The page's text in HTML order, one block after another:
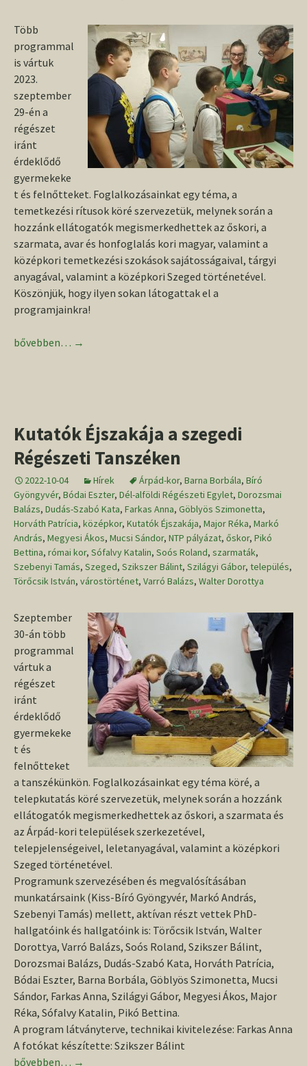
Több
programmal
is vártuk
2023.
szeptember
29-én a
régészet
iránt
érdeklődő
gyermekeke
t és felnőtteket. Foglalkozásainkat egy téma, a
temetkezési rítusok köré szervezetük, melynek során a
hozzánk ellátogatók megismerkedhettek az őskori, a
szarmata, avar és honfoglalás kori magyar, valamint a
középkori temetkezési szokások sajátosságaival, tárgyi
anyagával, valamint a középkori Szeged történetével.
Köszönjük, hogy ilyen sokan látogattak el a
programjainkra!
Kutatók éjszakája a szegedi Régészeti Tanszéken
bővebben… →
Kutatók Éjszakája a szegedi
Régészeti Tanszéken
2022-10-04 Hírek Árpád-kor, Barna Borbála, Bíró
Gyöngyvér, Bódai Eszter, Dél-alföldi Régészeti Egylet, Dorozsmai
Balázs, Dudás-Szabó Kata, Farkas Anna, Göblyös Szimonetta,
Horváth Patrícia, középkor, Kutatók Éjszakája, Major Réka, Markó
András, Megyesi Ákos, Mucsi Sándor, NTP pályázat, őskor, Pikó
Bettina, római kor, Sófalvy Katalin, Soós Roland, szarmaták,
Szebenyi Tamás, Szeged, Szikszer Bálint, Szilágyi Gábor, település,
Törőcsik István, várostörténet, Varró Balázs, Walter Dorottya
Szeptember
30-án több
programmal
vártuk a
régészet
iránt
érdeklődő
gyermekeke
t és
felnőtteket
a tanszékünkön. Foglalkozásainkat egy téma köré, a
telepkutatás köré szervezetük, melynek során a hozzánk
ellátogatók megismerkedhettek az őskori, a szarmata és
az Árpád-kori települések szerkezetével,
telepjelenségeivel, leletanyagával, valamint a középkori
Szeged történetével.
Programunk szervezésében és megvalósításában
munkatársaink (Kiss-Bíró Gyöngyvér, Markó András,
Szebenyi Tamás) mellett, aktívan részt vettek PhD-
hallgatóink és hallgatóink is: Törőcsik István, Walter
Dorottya, Varró Balázs, Soós Roland, Szikszer Bálint,
Dorozsmai Balázs, Dudás-Szabó Kata, Horváth Patrícia,
Bódai Eszter, Barna Borbála, Göblyös Szimonetta, Mucsi
Sándor, Farkas Anna, Szilágyi Gábor, Megyesi Ákos, Major
Réka, Sófalvy Katalin, Pikó Bettina.
A program látványterve, technikai kivitelezése: Farkas Anna
A fotókat készítette: Szikszer Bálint
Kutatók Éjszakája a szegedi Régészeti Tanszéken
bővebben… →